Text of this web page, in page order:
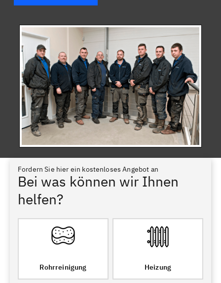
Fordern Sie hier ein kostenloses Angebot an
Bei was können wir Ihnen
helfen?
Rohrreinigung Heizung